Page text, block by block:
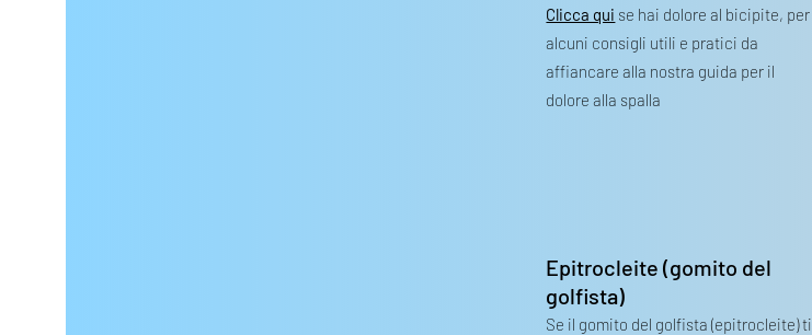
Clicca qui se hai dolore al bicipite, per
alcuni consigli utili e pratici da
affiancare alla nostra guida per il
dolore alla spalla
Epitrocleite (gomito del
golfista)
Se il gomito del golfista (epitrocleite) ti